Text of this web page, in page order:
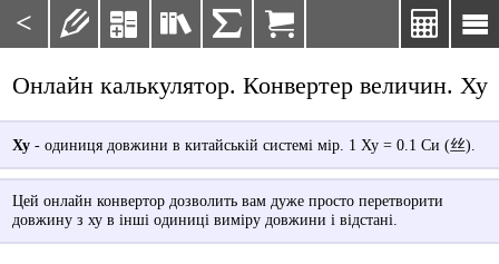
< 

    
Онлайн калькулятор. Конвертер величин. Ху
Ху- одиниця довжини в китайській системі мір. 1 Ху = 0.1 Cи (丝).
Цей онлайн конвертор дозволить вам дуже просто перетворити
довжину з ху в інші одиниці виміру довжини і відстані.